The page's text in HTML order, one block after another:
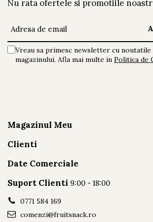
Fibre
*gramajul unei clătite poate varia.
NOTA: Culorile și consistența pot diferi în
coacere şi sezonul fructelor.
Nu rata ofertele si promotiile
Vreau sa primesc newsletter cu
magazinului. Afla mai multe in Politica de
Magazinul Meu
Clienti
Date Comerciale
Suport Clienti 9:00 - 18:00
0771 584 169
comenzi@fruitsnack.ro